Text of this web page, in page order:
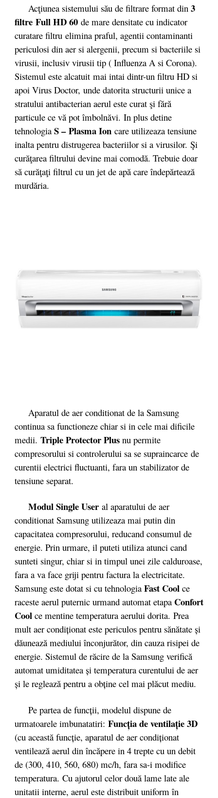
Acţiunea sistemului său de filtrare format din 3
filtre Full HD 60 de mare densitate cu indicator
curatare filtru elimina praful, agentii contaminanti
periculosi din aer si alergenii, precum si bacteriile si
virusii, inclusiv virusii tip ( Influenza A si Corona).
Sistemul este alcatuit mai intai dintr-un filtru HD si
apoi Virus Doctor, unde datorita structurii unice a
stratului antibacterian aerul este curat şi fără
particule ce vă pot îmbolnăvi. In plus detine
tehnologia S – Plasma Ion care utilizeaza tensiune
inalta pentru distrugerea bacteriilor si a virusilor. Şi
curăţarea filtrului devine mai comodă. Trebuie doar
să curăţaţi filtrul cu un jet de apă care îndepărtează
murdăria.
Aparatul de aer conditionat de la Samsung
continua sa functioneze chiar si in cele mai dificile
medii. Triple Protector Plus nu permite
compresorului si controlerului sa se supraincarce de
curentii electrici fluctuanti, fara un stabilizator de
tensiune separat.
Modul Single User al aparatului de aer
conditionat Samsung utilizeaza mai putin din
capacitatea compresorului, reducand consumul de
energie. Prin urmare, il puteti utiliza atunci cand
sunteti singur, chiar si in timpul unei zile calduroase,
fara a va face griji pentru factura la electricitate.
Samsung este dotat si cu tehnologia Fast Cool ce
raceste aerul puternic urmand automat etapa Confort
Cool ce mentine temperatura aerului dorita. Prea
mult aer condiţionat este periculos pentru sănătate şi
dăunează mediului înconjurător, din cauza risipei de
energie. Sistemul de răcire de la Samsung verifică
automat umiditatea şi temperatura curentului de aer
şi le reglează pentru a obţine cel mai plăcut mediu.
Pe partea de funcții, modelul dispune de
urmatoarele imbunatatiri: Funcţia de ventilaţie 3D
(cu această funcţie, aparatul de aer condiţionat
ventilează aerul din încăpere in 4 trepte cu un debit
de (300, 410, 560, 680) mc/h, fara sa-i modifice
temperatura. Cu ajutorul celor două lame late ale
unitatii interne, aerul este distribuit uniform în